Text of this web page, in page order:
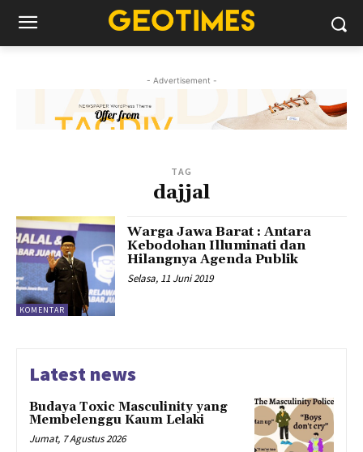
- Advertisement -
TAG
dajjal
KOMENTAR
Warga Jawa Barat : Antara
Kebodohan Illuminati dan
Hilangnya Agenda Publik
Selasa, 11 Juni 2019
Latest news
Budaya Toxic Masculinity yang
Membelenggu Kaum Lelaki
Jumat, 7 Agustus 2026